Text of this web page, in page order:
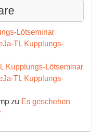
Lötseminar
TL Kupplungs-
Kupplungs-Lötseminar
TL Kupplungs-
zu Es geschehen